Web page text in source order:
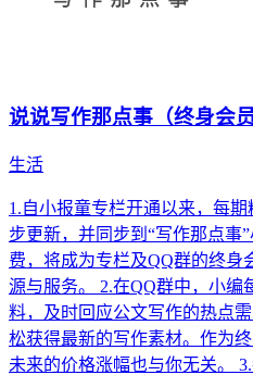
说说写作那点事（终身会员
生活
1.自小报童专栏开通以来，每
步更新，并同步到“写作那点事
费，将成为专栏及QQ群的终身
源与服务。 2.在QQ群中，小编
料，及时回应公文写作的热点
松获得最新的写作素材。作为
未来的价格涨幅也与你无关。